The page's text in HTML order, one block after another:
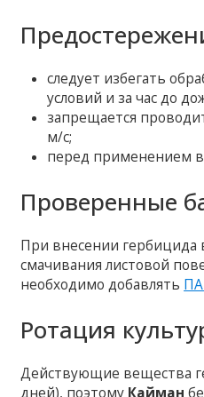
следует избегать
условий и за час до
запрещается
м/с;
перед применением
Проверенные
При внесении гербицида
смачивания листовой
необходимо добавлять
Ротация
Действующие вещества
дней), поэтому Кайман